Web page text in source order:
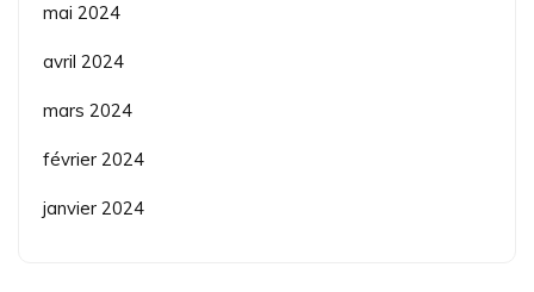
mai 2024
avril 2024
mars 2024
février 2024
janvier 2024